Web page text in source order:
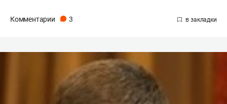
Комментарии 3